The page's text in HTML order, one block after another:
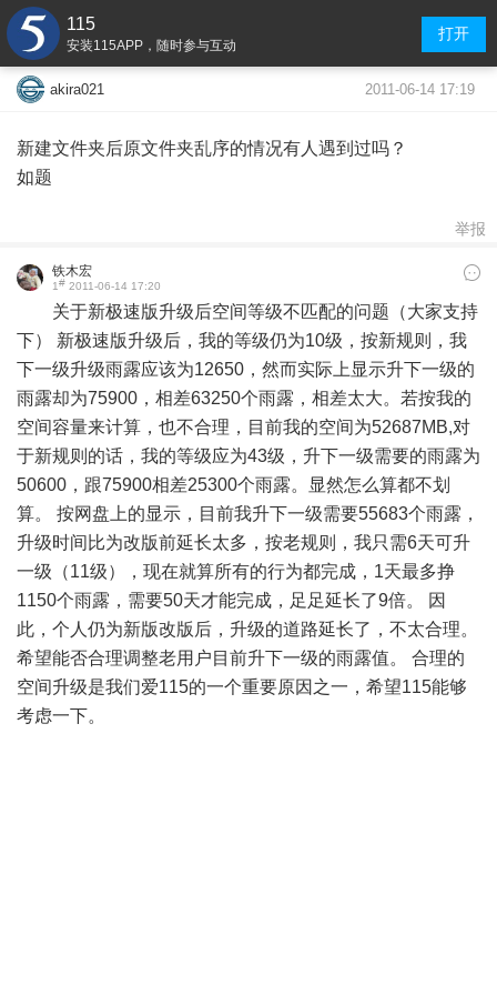
115
安装115APP，随时参与互动
打开
akira021 2011-06-14 17:19
新建文件夹后原文件夹乱序的情况有人遇到过吗？
如题
举报
铁木宏
1# 2011-06-14 17:20
关于新极速版升级后空间等级不匹配的问题（大家支持
下） 新极速版升级后，我的等级仍为10级，按新规则，我
下一级升级雨露应该为12650，然而实际上显示升下一级的
雨露却为75900，相差63250个雨露，相差太大。若按我的
空间容量来计算，也不合理，目前我的空间为52687MB,对
于新规则的话，我的等级应为43级，升下一级需要的雨露为
50600，跟75900相差25300个雨露。显然怎么算都不划
算。 按网盘上的显示，目前我升下一级需要55683个雨露，
升级时间比为改版前延长太多，按老规则，我只需6天可升
一级（11级），现在就算所有的行为都完成，1天最多挣
1150个雨露，需要50天才能完成，足足延长了9倍。 因
此，个人仍为新版改版后，升级的道路延长了，不太合理。
希望能否合理调整老用户目前升下一级的雨露值。 合理的
空间升级是我们爱115的一个重要原因之一，希望115能够
考虑一下。